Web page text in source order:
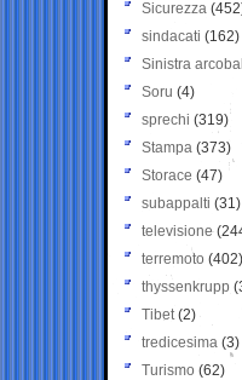
Sicurezza
sindacati (162)
Sinistra
Soru (4)
sprechi (319)
Stampa (373)
Storace (47)
subappalti (31)
televisione
terremoto (402)
thyssenkrupp
Tibet(2)
tredicesima (3)
Turismo (62)